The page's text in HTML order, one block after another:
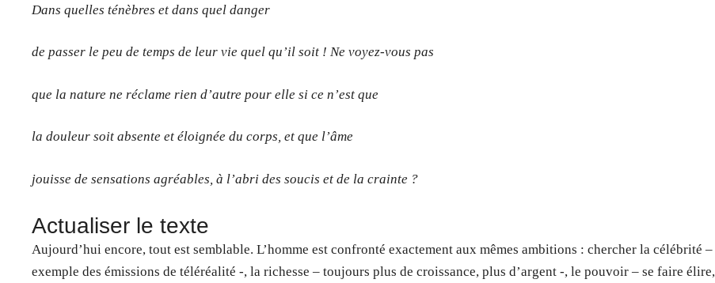
Dans quelles ténèbres et dans quel danger
de passer le peu de temps de leur vie quel qu’il soit ! Ne voyez-vous pas
que la nature ne réclame rien d’autre pour elle si ce n’est que
la douleur soit absente et éloignée du corps, et que l’âme
jouisse de sensations agréables, à l’abri des soucis et de la crainte ?
Actualiser le texte
Aujourd’hui encore, tout est semblable. L’homme est confronté exactement aux mêmes ambitions : chercher la célébrité –
exemple des émissions de téléréalité -, la richesse – toujours plus de croissance, plus d’argent -, le pouvoir – se faire élire,